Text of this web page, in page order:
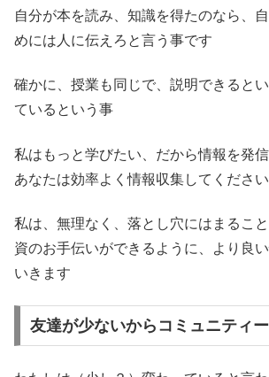
自分が本を読み、知識を得たのなら、
めには人に伝えろと言う事です
確かに、授業も同じで、説明できると
ているという事
私はもっと学びたい、だから情報を発
あなたは効率よく情報収集してください
私は、無理なく、落とし穴にはまるこ
資のお手伝いができるように、より良
いきます
友達が少ないからコミュニティ